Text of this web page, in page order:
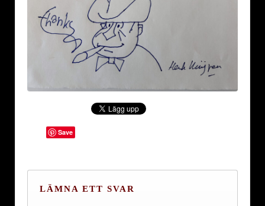
Save
LÄMNA ETT SVAR